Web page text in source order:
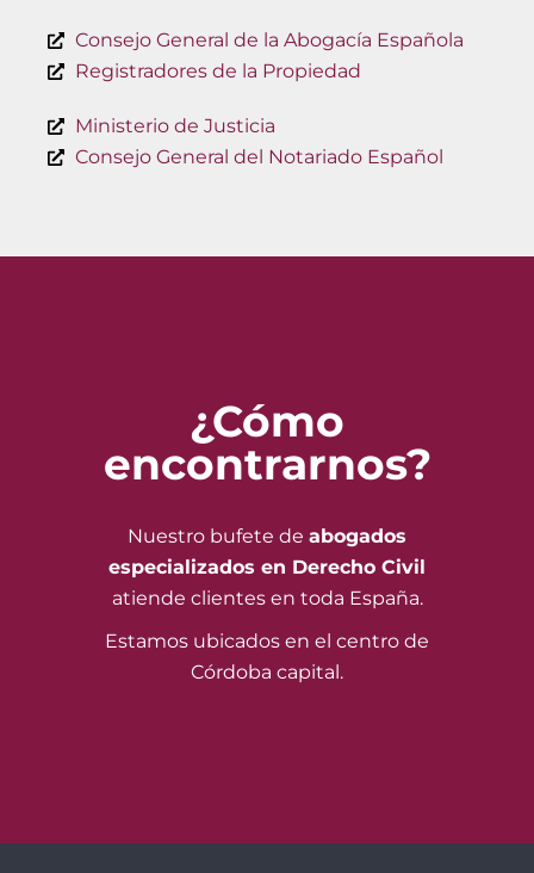
Consejo General de la Abogacía Española
Registradores de la Propiedad
Ministerio de Justicia
Consejo General del Notariado Español
¿Cómo
encontrarnos?
Nuestro bufete de abogados
especializados en Derecho Civil
atiende clientes en toda España.
Estamos ubicados en el centro de
Córdoba capital.